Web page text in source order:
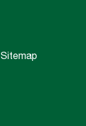
Sitemap